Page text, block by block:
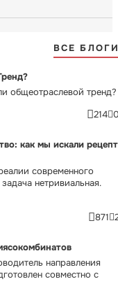
ВСЕ
общеотраслевой тренд?
214
как мы искали рецепт
современного
нетривиальная.
871
направления
совместно с